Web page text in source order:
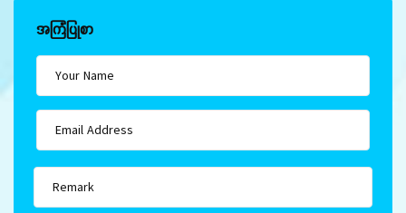
အကြံပြုစာ